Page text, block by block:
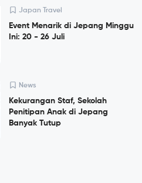
Japan Travel
Event Menarik di Jepang Minggu
Ini: 20 - 26 Juli
News
Kekurangan Staf, Sekolah
Penitipan Anak di Jepang
Banyak Tutup